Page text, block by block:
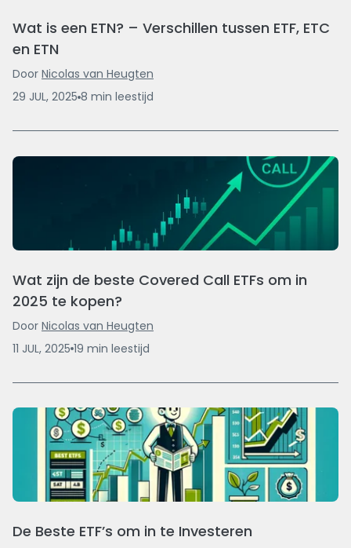
Wat is een ETN? – Verschillen tussen ETF, ETC
en ETN
Door Nicolas van Heugten
29 JUL, 2025 8 min leestijd
Wat zijn de beste Covered Call ETFs om in
2025 te kopen?
Door Nicolas van Heugten
11 JUL, 2025 19 min leestijd
De Beste ETF’s om in te Investeren